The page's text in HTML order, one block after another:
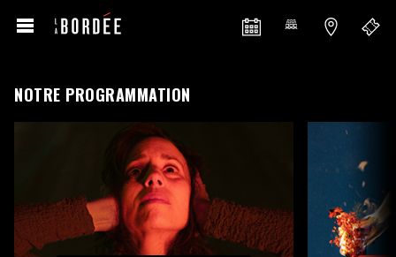
NOTRE PROGRAMMATION